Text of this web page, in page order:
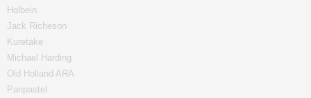
Holbein
Jack Richeson
Kuretake
Michael Harding
Old Holland ARA
Panpastel